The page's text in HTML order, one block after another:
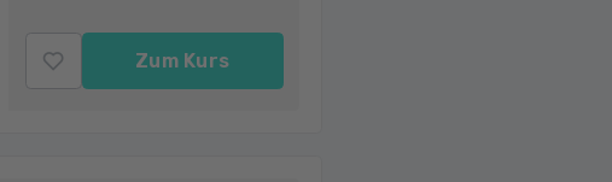
Zum Kurs